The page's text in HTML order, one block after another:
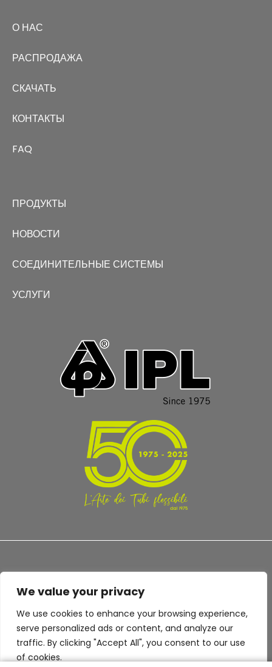
We value your privacy
We use cookies to enhance your browsing experience,
serve personalized ads or content, and analyze our
traffic. By clicking "Accept All", you consent to our use
of cookies.
О НАС
РАСПРОДАЖА
СКАЧАТЬ
КОНТАКТЫ
FAQ
ПРОДУКТЫ
НОВОСТИ
СОЕДИНИТЕЛЬНЫЕ СИСТЕМЫ
УСЛУГИ